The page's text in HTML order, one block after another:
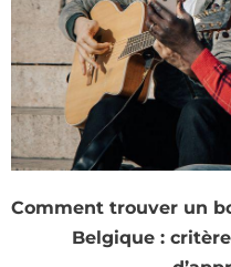
Comment trouver un
Belgique :